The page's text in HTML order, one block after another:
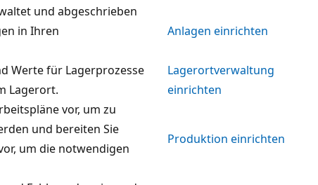
und abgeschrieben
in Ihren
Anlagen einrichten
Werte für Lagerprozesse
Lagerort.
Lagerortverwaltung
einrichten
vor, um zu
und bereiten Sie
um die notwendigen
Produktion einrichten